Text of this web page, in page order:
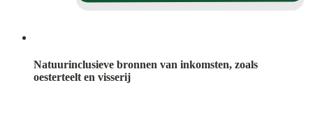
Natuurinclusieve bronnen van inkomsten, zoals
oesterteelt en visserij